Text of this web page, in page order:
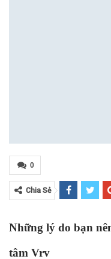
0
Chia Sẻ
Những lý do bạn
tâm Vrv